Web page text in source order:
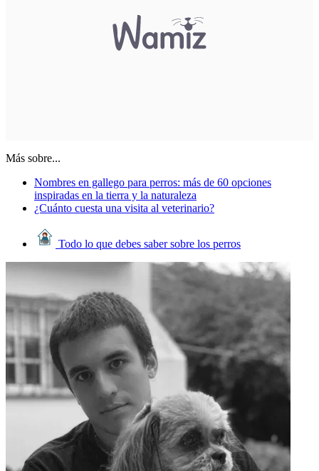
Más sobre...
Nombres en gallego para perros: más de 60 opciones
inspiradas en la tierra y la naturaleza
¿Cuánto cuesta una visita al veterinario?
Todo lo que debes saber sobre los perros